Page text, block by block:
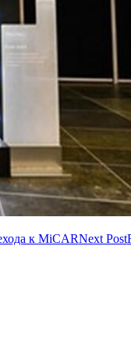
к MiCARNext Post